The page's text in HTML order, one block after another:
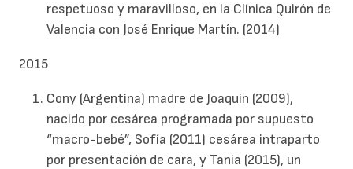
respetuoso y maravilloso, en la Clínica Quirón de
Valencia con José Enrique Martín. (2014)
2015
Cony (Argentina) madre de Joaquín (2009),
nacido por cesárea programada por supuesto
“macro-bebé”, Sofía (2011) cesárea intraparto
por presentación de cara, y Tania (2015), un